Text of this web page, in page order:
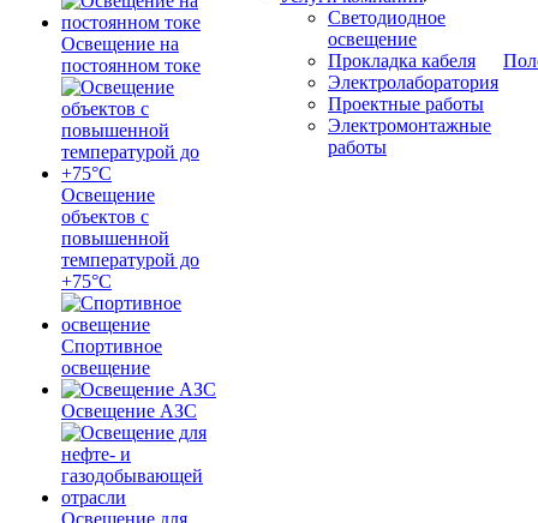
Освещение на
постоянном токе
Освещение
объектов с
повышенной
температурой до
+75°C
Спортивное
освещение
Освещение АЗС
Освещение для
Светодиодное
освещение
Прокладка кабеля
Электролаборатория
Проектные работы
Электромонтажные
работы